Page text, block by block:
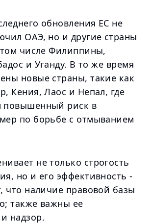
обновления ЕС не
ОАЭ, но и другие страны
числе Филиппины,
и Уганду. В то же время
новые страны, такие как
Кения, Лаос и Непал, где
повышенный риск в
по борьбе с отмыванием
не только строгость
но и его эффективность -
что наличие правовой базы
также важны ее
надзор.